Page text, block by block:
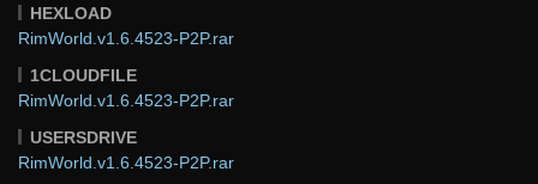
HEXLOAD
RimWorld.v1.6.4523-P2P.rar
1CLOUDFILE
RimWorld.v1.6.4523-P2P.rar
USERSDRIVE
RimWorld.v1.6.4523-P2P.rar